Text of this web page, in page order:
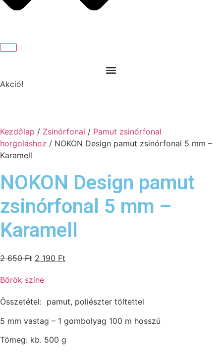
Akció!
Kezdőlap / Zsinórfonal / Pamut zsinórfonal
horgoláshoz / NOKON Design pamut zsinórfonal 5 mm –
Karamell
NOKON Design pamut
zsinórfonal 5 mm –
Karamell
2 650Ft Original
was:
650 Ft.
2 190 Ft
190 Ft.
Bőrök színe
Összetétel: pamut, poliészter töltettel
5 mm vastag – 1 gombolyag 100 m hosszú
Tömeg: kb. 500 g